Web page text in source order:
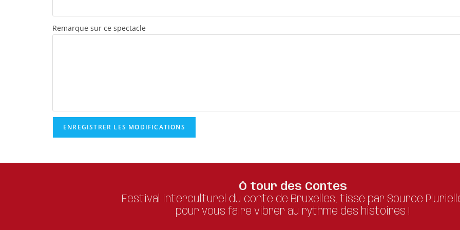
Remarque sur ce spectacle
ENREGISTRER LES MODIFICATIONS
Ô tour des Contes
Festival interculturel du conte de Bruxelles, tissé par Source
pour vous faire vibrer au rythme des histoires !